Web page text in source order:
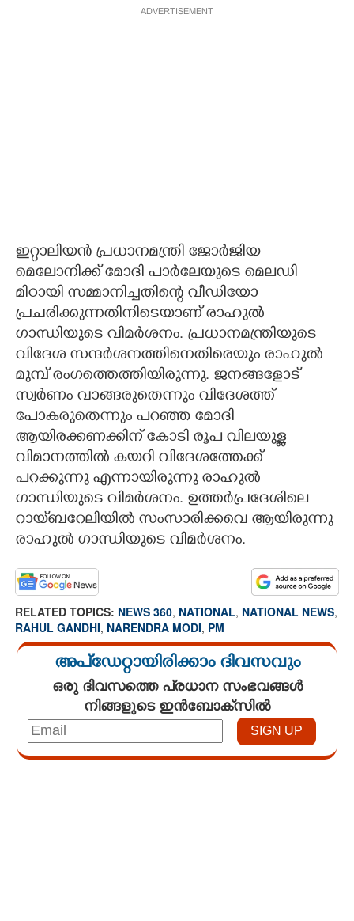
ADVERTISEMENT
ഇറ്റാലിയൻ പ്രധാനമന്ത്രി ജോർജിയ
മെലോനിക്ക് മോദി പാർലേയുടെ മെലഡി
മിഠായി സമ്മാനിച്ചതിന്റെ വീഡിയോ
പ്രചരിക്കുന്നതിനിടെയാണ് രാഹുൽ
ഗാന്ധിയുടെ വിമർശനം. പ്രധാനമന്ത്രിയുടെ
വിദേശ സന്ദർശനത്തിനെതിരെയും രാഹുൽ
മുമ്പ് രംഗത്തെത്തിയിരുന്നു. ജനങ്ങളോട്
സ്വർണം വാങ്ങരുതെന്നും വിദേശത്ത്
പോകരുതെന്നും പറഞ്ഞ മോദി
ആയിരക്കണക്കിന് കോടി രൂപ വിലയുള്ള
വിമാനത്തിൽ കയറി വിദേശത്തേക്ക്
പറക്കുന്നു എന്നായിരുന്നു രാഹുൽ
ഗാന്ധിയുടെ വിമർശനം. ഉത്തർപ്രദേശിലെ
റായ്‌ബറേലിയിൽ സംസാരിക്കവെ ആയിരുന്നു
രാഹുൽ ഗാന്ധിയുടെ വിമർശനം.
RELATED TOPICS: NEWS 360, NATIONAL, NATIONAL NEWS,
RAHUL GANDHI, NARENDRA MODI, PM
അപ്ഡേറ്റായിരിക്കാം ദിവസവും
ഒരു ദിവസത്തെ പ്രധാന സംഭവങ്ങൾ
നിങ്ങളുടെ ഇൻബോക്സിൽ